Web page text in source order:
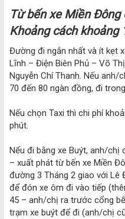
Từ bến xe Miền Đông
Khoảng cách khoảng
Đường đi ngắn nhất và ít kẹt
Lĩnh – Điện Biên Phủ – Võ
Nguyễn Chí Thanh. Nếu
70 đến 80 ngàn đồng, đi
Nếu chọn Taxi thì chi phí
phút.
Nếu đi bằng xe Buýt, anh/
– xuất phát từ bến xe Miền
đường 3 Tháng 2 giao với Lê
để đón xe ôm đi vào tiếp
45 – anh/chị ra trước cổng
trạm xe buýt để đi (anh/chị